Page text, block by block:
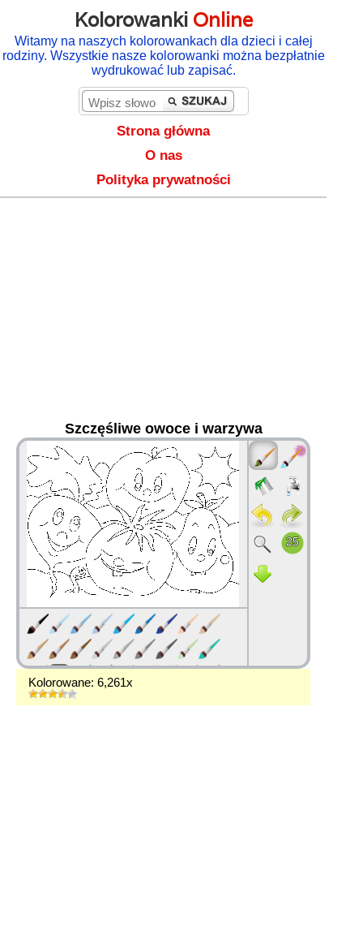
Kolorowanki Online
Witamy na naszych kolorowankach dla dzieci i całej
rodziny. Wszystkie nasze kolorowanki można bezpłatnie
wydrukować lub zapisać.
Strona główna
O nas
Polityka prywatności
Szczęśliwe owoce i warzywa
36
Kolorowane: 6,261x